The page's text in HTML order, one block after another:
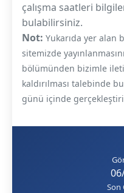
çalışma saatleri
bulabilirsiniz.
Not: Yukarıda yer alan
sitemizde
bölümünden bizimle
kaldırılması talebinde
günü içinde
Son